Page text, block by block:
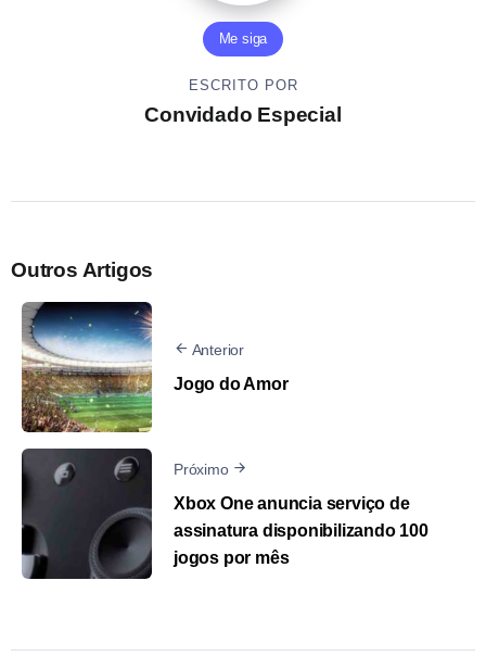
Me siga
ESCRITO POR
Convidado Especial
Outros Artigos
Anterior
Jogo do Amor
Próximo
Xbox One anuncia serviço de
assinatura disponibilizando 100
jogos por mês